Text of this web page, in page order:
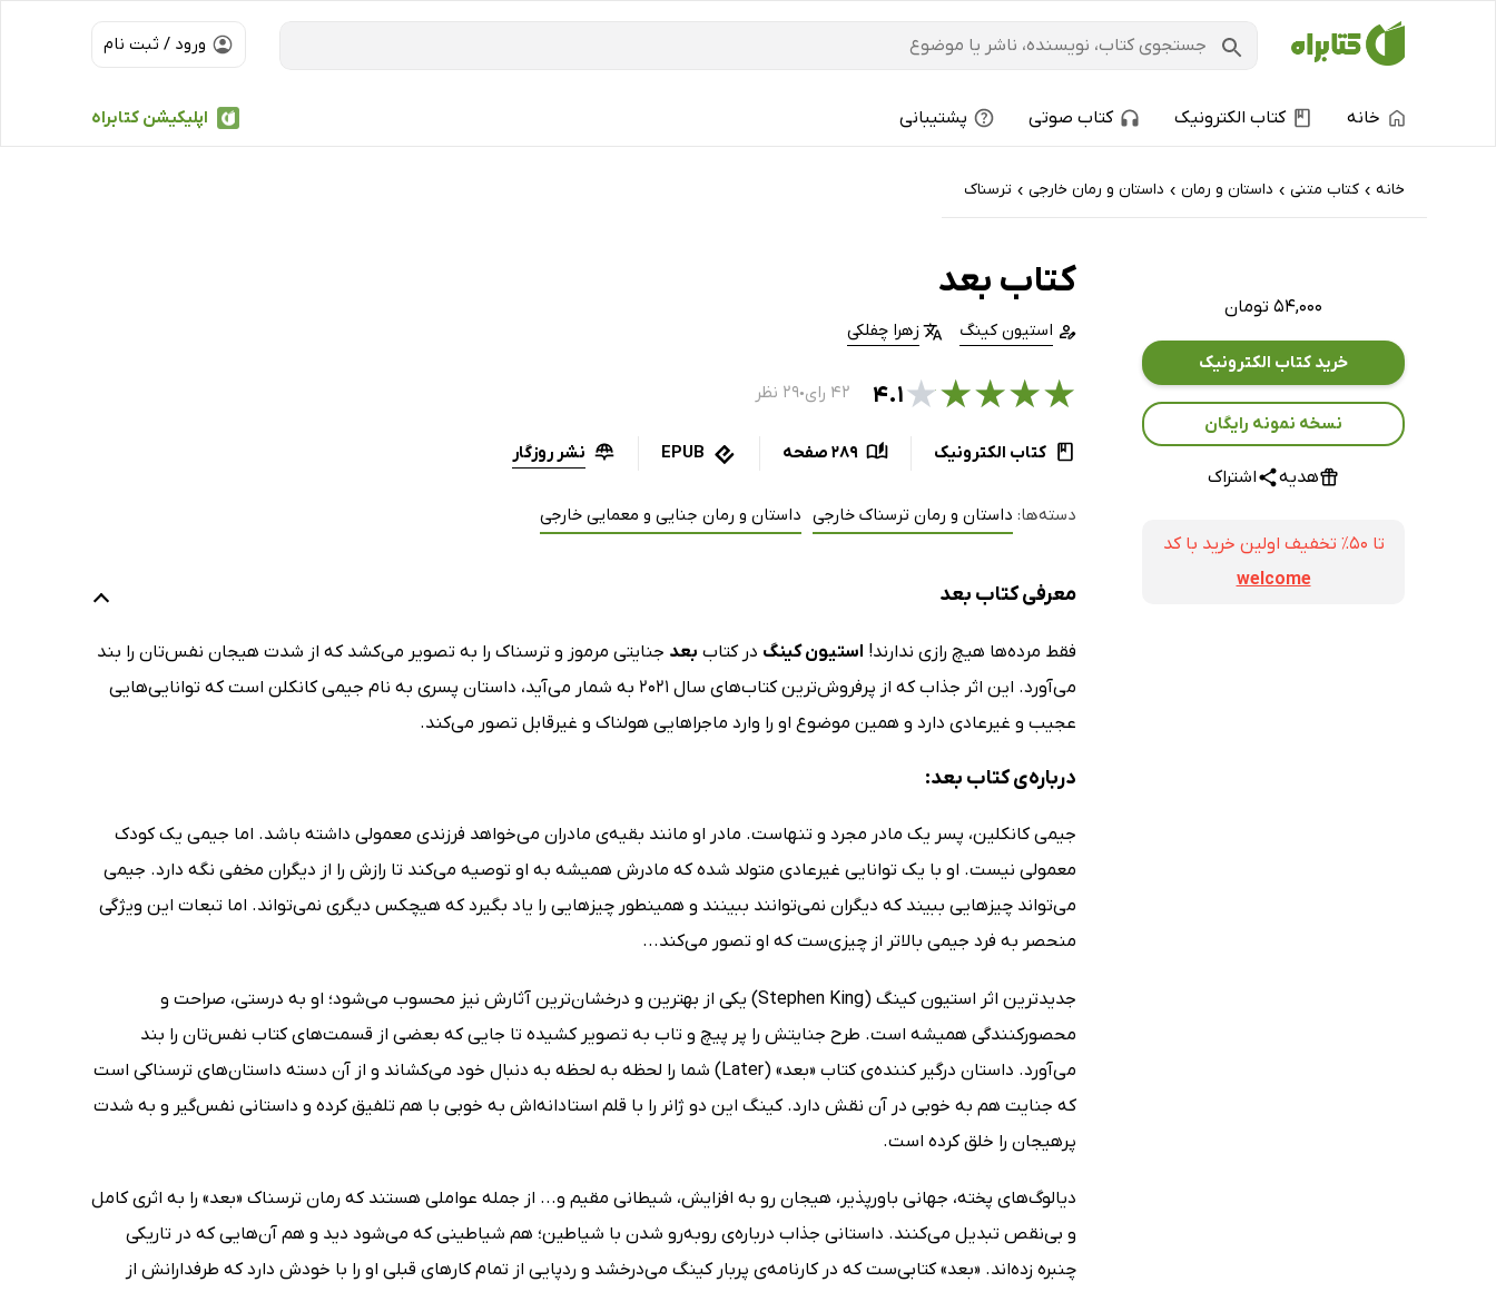
ورود / ثبت نام
اپلیکیشن کتابراه خانه کتاب الکترونیک کتاب صوتی پشتیبانی
خانه › کتاب‌ متنی › داستان و رمان › داستان و رمان خارجی › ترسناک
۵۴,۰۰۰ تومان
خرید کتاب الکترونیک
نسخه نمونه رایگان
هدیه اشتراک
تا ۵۰٪ تخفیف اولین خرید با کد
welcome
کتاب بعد
استیون کینگ زهرا چفلکی
★
★
★
★
★۴.۱ ۴۲ رای ● ۲۹ نظر
کتاب الکترونیک 289 صفحه EPUB نشر روزگار
دسته‌ها: داستان و رمان ترسناک خارجی داستان و رمان جنایی و معمایی خارجی
معرفی کتاب بعد
فقط مرده‌ها هیچ رازی ندارند! استیون کینگ در کتاب بعد جنایتی مرموز و ترسناک را به تصویر می‌کشد که از شدت هیجان نفس‌تان را بند
می‌آورد. این اثر جذاب که از پرفروش‌ترین کتاب‌های سال 2021 به شمار می‌آید، داستان پسری به نام جیمی کانکلن است که توانایی‌هایی
عجیب و غیرعادی دارد و همین موضوع او را وارد ماجراهایی هولناک و غیرقابل تصور می‌کند.
درباره‌ی کتاب بعد:
جیمی کانکلین، پسر یک مادر مجرد و تنهاست. مادر او مانند بقیه‌ی مادران می‌خواهد فرزندی معمولی داشته باشد. اما جیمی یک کودک
معمولی نیست. او با یک توانایی غیرعادی متولد شده که مادرش همیشه به او توصیه می‌کند تا رازش را از دیگران مخفی نگه دارد. جیمی
می‌تواند چیزهایی ببیند که دیگران نمی‌توانند ببینند و همینطور چیزهایی را یاد بگیرد که هیچکس دیگری نمی‌تواند. اما تبعات این ویژگی
منحصر به فرد جیمی بالاتر از چیزی‌ست که او تصور می‌کند...
جدیدترین اثر استیون کینگ (Stephen King) یکی از بهترین و درخشان‌ترین آثارش نیز محسوب می‌شود؛ او به درستی، صراحت و
محصور‌کنندگی همیشه است. طرح جنایتش را پر پیچ و تاب به تصویر کشیده تا جایی که بعضی از قسمت‌های کتاب نفس‌تان را بند
می‌آورد. داستان درگیر کننده‌ی کتاب «بعد» (Later) شما را لحظه به لحظه به دنبال خود می‌کشاند و از آن دسته داستان‌های ترسناکی است
که جنایت هم به خوبی در آن نقش دارد. کینگ این دو ژانر را با قلم استادانه‌اش به خوبی با هم تلفیق کرده و داستانی نفس‌گیر و به شدت
پرهیجان را خلق کرده است.
دیالوگ‌های پخته، جهانی باورپذیر، هیجان رو به افزایش، شیطانی مقیم و... از جمله عواملی هستند که رمان ترسناک «بعد» را به اثری کامل
و بی‌نقص تبدیل می‌کنند. داستانی جذاب درباره‌ی روبه‌رو شدن با شیاطین؛ هم شیاطینی که می‌شود دید و هم آن‌هایی که در تاریکی
چنبره زده‌اند. «بعد» کتابی‌ست که در کارنامه‌ی پربار کینگ می‌درخشد و ردپایی از تمام کارهای قبلی او را با خودش دارد که طرفدارانش از